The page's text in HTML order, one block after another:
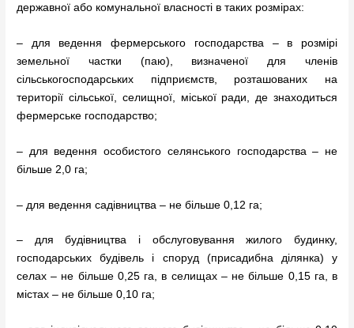
державної або комунальної власності в таких розмірах:
– для ведення фермерського господарства – в розмірі
земельної частки (паю), визначеної для членів
сільськогосподарських підприємств, розташованих на
території сільської, селищної, міської ради, де знаходиться
фермерське господарство;
– для ведення особистого селянського господарства – не
більше 2,0 га;
– для ведення садівництва – не більше 0,12 га;
– для будівництва і обслуговування жилого будинку,
господарських будівель і споруд (присадибна ділянка) у
селах – не більше 0,25 га, в селищах – не більше 0,15 га, в
містах – не більше 0,10 га;